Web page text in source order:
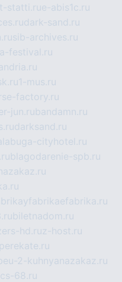
statti.rue-abis1c.ru
dark-sand.ru
sib-archives.ru
festival.ru
1-mus.ru
factory.ru
jun.rubandamn.ru
darksand.ru
cityhotel.ru
blagodarenie-spb.ru
biletnadom.ru
hd.ruz-host.ru
2-kuhnyanazakaz.ru
cs-68.ru